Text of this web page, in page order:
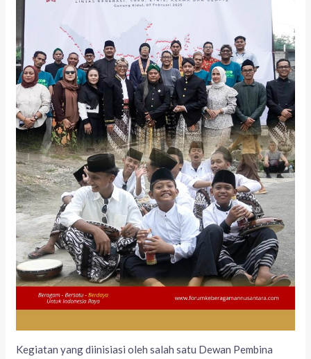
Kegiatan yang diinisiasi oleh salah satu Dewan Pembina